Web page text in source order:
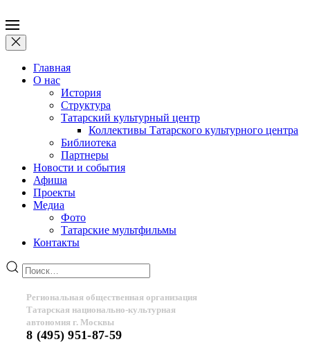
Главная
О нас
История
Структура
Татарский культурный центр
Коллективы Татарского культурного центра
Библиотека
Партнеры
Новости и события
Афиша
Проекты
Медиа
Фото
Татарские мультфильмы
Контакты
Региональная общественная организация
Татарская национально-культурная
автономия г. Москвы
8 (495) 951-87-59